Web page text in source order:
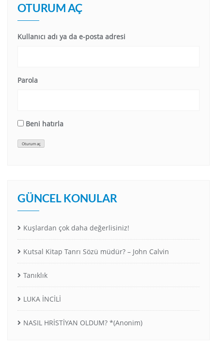
OTURUM AÇ
Kullanıcı adı ya da e-posta adresi
Parola
Beni hatırla
Oturum aç
GÜNCEL KONULAR
Kuşlardan çok daha değerlisiniz!
Kutsal Kitap Tanrı Sözü müdür? – John Calvin
Tanıklık
LUKA İNCİLİ
NASIL HRİSTİYAN OLDUM? *(Anonim)